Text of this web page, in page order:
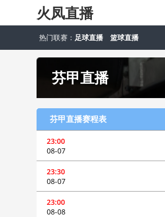
火凤直播
热门联赛： 足球直播 篮球直播
芬甲直播
芬甲直播赛程表
23:00
08-07
23:30
08-07
23:00
08-08